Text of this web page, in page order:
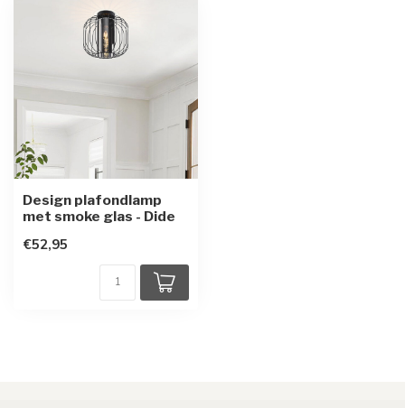
Design plafondlamp
met smoke glas - Dide
€52,95